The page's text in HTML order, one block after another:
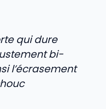
qui dure
bi-
l’écrasement